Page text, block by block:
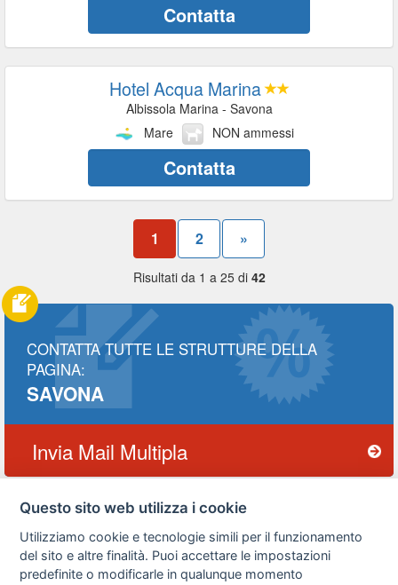
Contatta
Hotel Acqua Marina
Albissola Marina - Savona
Mare
NON ammessi
Contatta
1 2 »
Risultati da 1 a 25 di 42
CONTATTA TUTTE LE STRUTTURE DELLA
PAGINA:
SAVONA
Invia Mail Multipla
Privacy
policy
Avviso
legale
Scrivici
Questo sito web utilizza i cookie
Utilizziamo cookie e tecnologie simili per il funzionamento
del sito e altre finalità. Puoi accettare le impostazioni
predefinite o modificarle in qualunque momento